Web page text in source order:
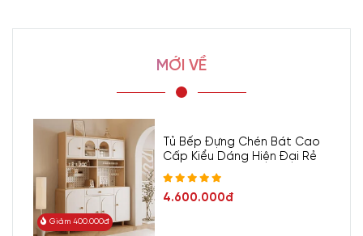
MỚI VỀ
Giảm 400.000đ
Tủ Bếp Đựng Chén Bát Cao
Cấp Kiểu Dáng Hiện Đại Rẻ
4.600.000đ